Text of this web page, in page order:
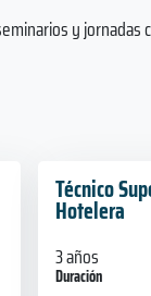
y
Técnico
Hotelera
3 años
Duración